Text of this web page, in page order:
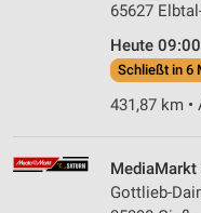
65627
Heute
Schließt in 6
431,87 km
MediaMarkt
Gottlieb-